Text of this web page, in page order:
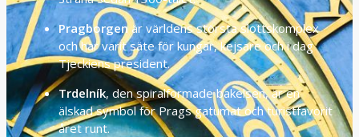
Pragborgen är världens största slottskomplex
och har varit säte för kungar, kejsare och i dag
Tjeckiens president.
Trdelník, den spiralformade bakelsen, är en
älskad symbol för Prags gatumat och turistfavorit
året runt.